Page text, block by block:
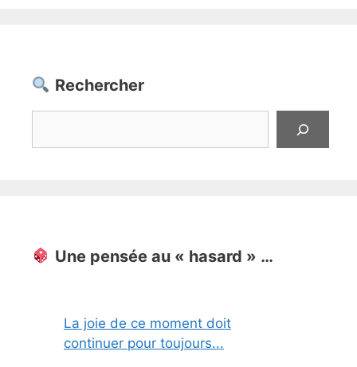
Rechercher
Une pensée au « hasard » …
La joie de ce moment doit
continuer pour toujours...